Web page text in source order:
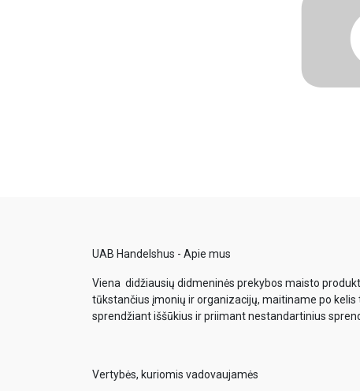
UAB Handelshus - Apie mus
Viena didžiausių didmeninės prekybos maisto
tūkstančius įmonių ir organizacijų, maitiname po
sprendžiant iššūkius ir priimant nestandartinius
Vertybės, kuriomis vadovaujamės